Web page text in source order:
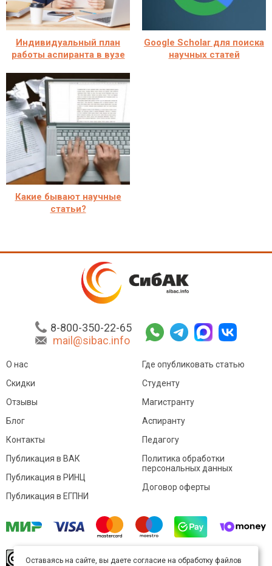
Индивидуальный план
работы аспиранта в вузе
Google Scholar для поиска
научных статей
Какие бывают научные
статьи?
8-800-350-22-65
mail@sibac.info
О нас
Скидки
Отзывы
Блог
Контакты
Где опубликовать статью
Студенту
Магистранту
Аспиранту
Педагогу
Публикация в ВАК
Публикация в РИНЦ
Публикация в ЕГПНИ
Политика обработки
персональных данных
Договор оферты
произведение доступно полицензии Creative
Оставаясь на сайте, вы даете согласие на обработку файлов